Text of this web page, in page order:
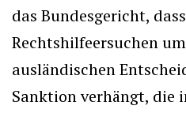
das Bundesgericht,
Rechtshilfeersuchen
ausländischen
Sanktion verhängt, die